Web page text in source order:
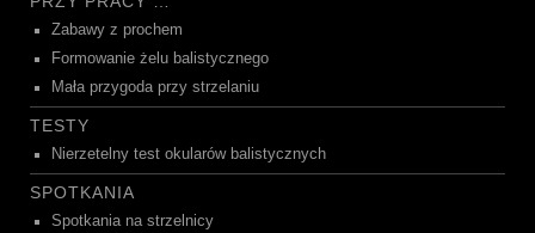
Zabawy z prochem
Formowanie żelu balistycznego
Mała przygoda przy strzelaniu
TESTY
Nierzetelny test okularów balistycznych
SPOTKANIA
Spotkania na strzelnicy